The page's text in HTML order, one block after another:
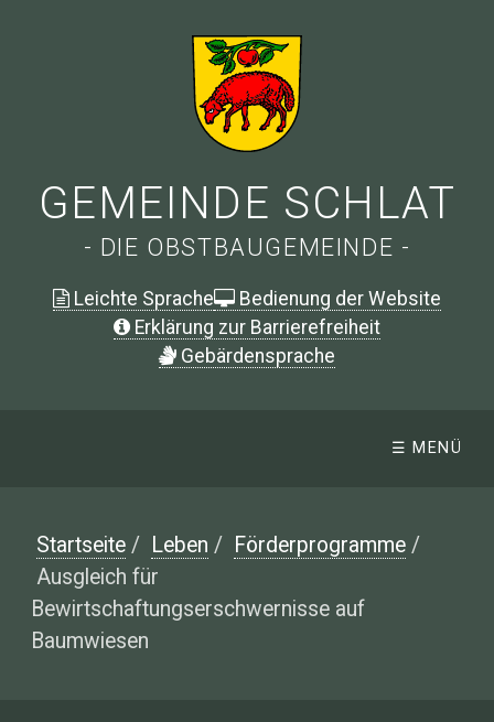
GEMEINDE SCHLAT
- DIE OBSTBAUGEMEINDE -
Leichte Sprache
Bedienung der Website
Erklärung zur Barrierefreiheit
Gebärdensprache
☰ MENÜ
Startseite / Leben / Förderprogramme /
Ausgleich für
Bewirtschaftungserschwernisse auf
Baumwiesen